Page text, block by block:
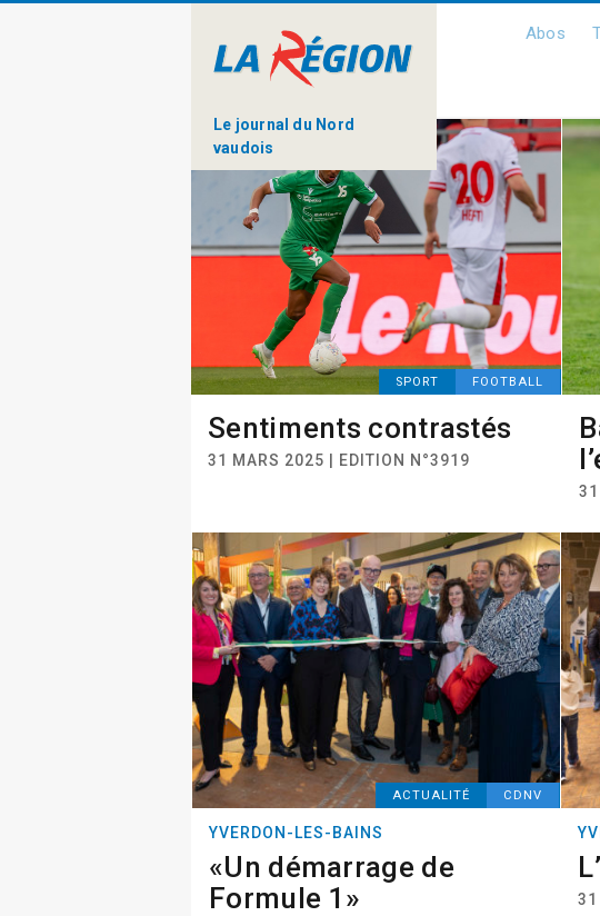
Le journal du Nord
vaudois
Abos
SPORT FOOTBALL
Sentiments contrastés
31 MARS 2025 | EDITION N°3919
ACTUALITÉ CDNV
YVERDON-LES-BAINS
«Un démarrage de
Formule 1»
31